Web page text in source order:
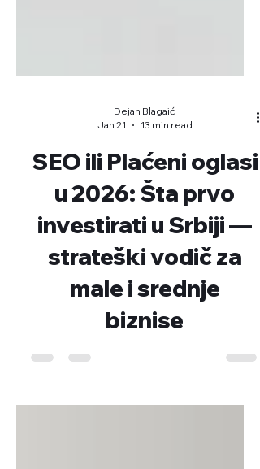
Jan 21
13 min read
SEO ili Plaćeni oglasi
u 2026: Šta prvo
investirati u Srbiji —
strateški vodič za
male i srednje